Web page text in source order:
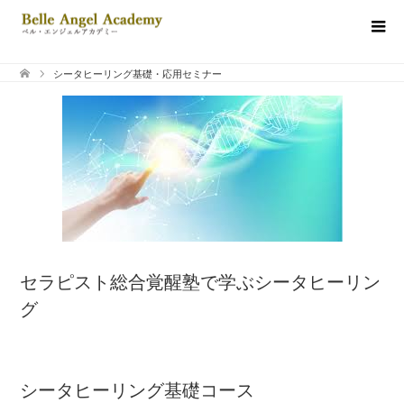
シータヒーリング基礎・応用セミナー
セラピスト総合覚醒塾で学ぶシータヒーリン
グ
シータヒーリング基礎コース